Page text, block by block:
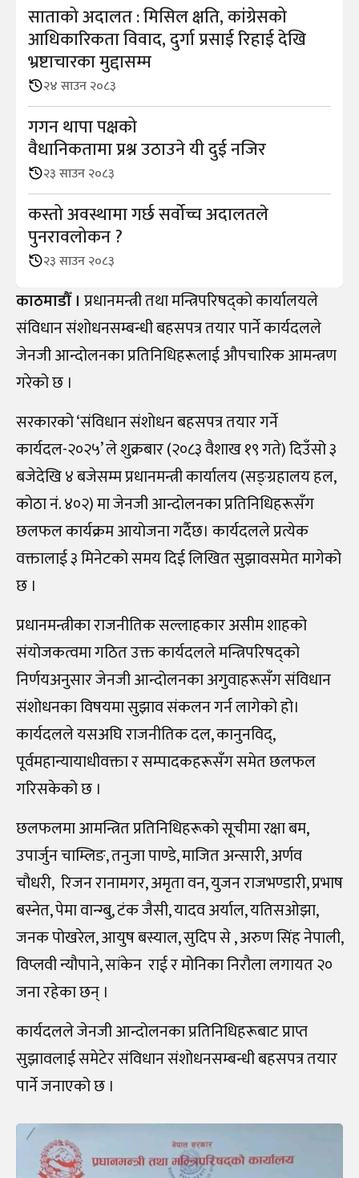
साताको अदालत : मिसिल क्षति, कांग्रेसको
आधिकारिकता विवाद, दुर्गा प्रसाई रिहाई देखि
भ्रष्टाचारका मुद्दासम्म
२४ साउन २०८३
गगन थापा पक्षको
वैधानिकतामा प्रश्न उठाउने यी दुई नजिर
२३ साउन २०८३
कस्तो अवस्थामा गर्छ सर्वोच्च अदालतले
पुनरावलोकन ?
२३ साउन २०८३
काठमाडौँ । प्रधानमन्त्री तथा मन्त्रिपरिषद्को कार्यालयले
संविधान संशोधनसम्बन्धी बहसपत्र तयार पार्ने कार्यदलले
जेनजी आन्दोलनका प्रतिनिधिहरूलाई औपचारिक आमन्त्रण
गरेको छ ।
सरकारको ‘संविधान संशोधन बहसपत्र तयार गर्ने
कार्यदल-२०२५’ ले शुक्रबार (२०८३ वैशाख १९ गते) दिउँसो ३
बजेदेखि ४ बजेसम्म प्रधानमन्त्री कार्यालय (सङ्ग्रहालय हल,
कोठा नं. ४०२) मा जेनजी आन्दोलनका प्रतिनिधिहरूसँग
छलफल कार्यक्रम आयोजना गर्दैछ। कार्यदलले प्रत्येक
वक्तालाई ३ मिनेटको समय दिई लिखित सुझावसमेत मागेको
छ ।
प्रधानमन्त्रीका राजनीतिक सल्लाहकार असीम शाहको
संयोजकत्वमा गठित उक्त कार्यदलले मन्त्रिपरिषद्को
निर्णयअनुसार जेनजी आन्दोलनका अगुवाहरूसँग संविधान
संशोधनका विषयमा सुझाव संकलन गर्न लागेको हो।
कार्यदलले यसअघि राजनीतिक दल, कानुनविद्,
पूर्वमहान्यायाधीवक्ता र सम्पादकहरूसँग समेत छलफल
गरिसकेको छ ।
छलफलमा आमन्त्रित प्रतिनिधिहरूको सूचीमा रक्षा बम,
उपार्जुन चाम्लिङ, तनुजा पाण्डे, माजित अन्सारी, अर्णव
चौधरी, रिजन रानामगर, अमृता वन, युजन राजभण्डारी, प्रभाष
बस्नेत, पेमा वान्ग्बु, टंक जैसी, यादव अर्याल, यतिसओझा,
जनक पोखरेल, आयुष बस्याल, सुदिप से , अरुण सिंह नेपाली,
विप्लवी न्यौपाने, सांकेन राई र मोनिका निरौला लगायत २०
जना रहेका छन् ।
कार्यदलले जेनजी आन्दोलनका प्रतिनिधिहरूबाट प्राप्त
सुझावलाई समेटेर संविधान संशोधनसम्बन्धी बहसपत्र तयार
पार्ने जनाएको छ ।